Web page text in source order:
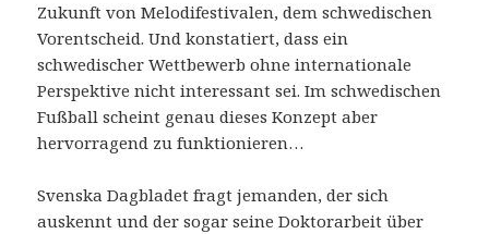
Zukunft von Melodifestivalen, dem schwedischen
Vorentscheid. Und konstatiert, dass ein
schwedischer Wettbewerb ohne internationale
Perspektive nicht interessant sei. Im schwedischen
Fußball scheint genau dieses Konzept aber
hervorragend zu funktionieren…
Svenska Dagbladet fragt jemanden, der sich
auskennt und der sogar seine Doktorarbeit über